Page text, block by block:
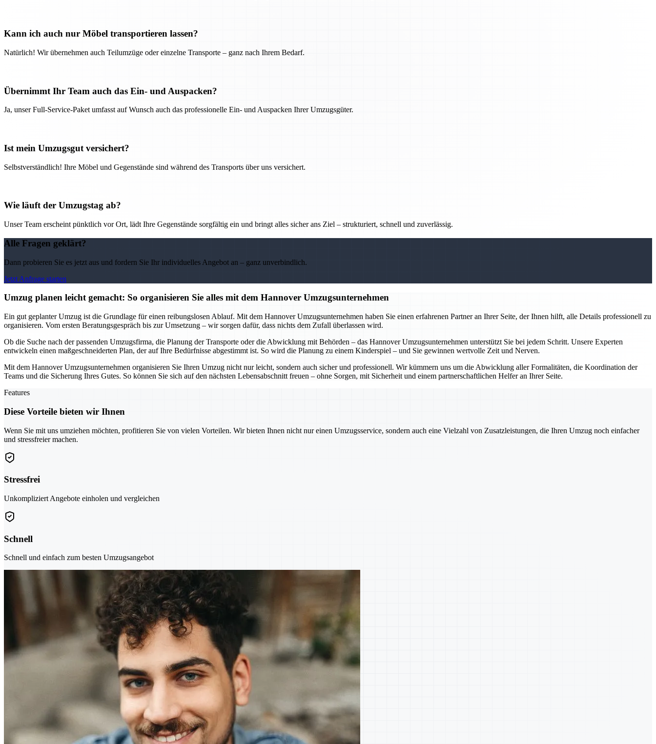
Kann ich auch nur Möbel transportieren lassen?
Natürlich! Wir übernehmen auch Teilumzüge oder einzelne Transporte – ganz nach Ihrem Bedarf.
Übernimmt Ihr Team auch das Ein- und Auspacken?
Ja, unser Full-Service-Paket umfasst auf Wunsch auch das professionelle Ein- und Auspacken Ihrer Umzugsgüter.
Ist mein Umzugsgut versichert?
Selbstverständlich! Ihre Möbel und Gegenstände sind während des Transports über uns versichert.
Wie läuft der Umzugstag ab?
Unser Team erscheint pünktlich vor Ort, lädt Ihre Gegenstände sorgfältig ein und bringt alles sicher ans Ziel – strukturiert, schnell und zuverlässig.
Alle Fragen geklärt?
Dann probieren Sie es jetzt aus und fordern Sie Ihr individuelles Angebot an – ganz unverbindlich.
Jetzt Anfrage starten
Umzug planen leicht gemacht: So organisieren Sie alles mit dem Hannover Umzugsunternehmen
Ein gut geplanter Umzug ist die Grundlage für einen reibungslosen Ablauf. Mit dem Hannover Umzugsunternehmen haben Sie einen erfahrenen Partner an Ihrer Seite, der Ihnen hilft, alle Details professionell zu
organisieren. Vom ersten Beratungsgespräch bis zur Umsetzung – wir sorgen dafür, dass nichts dem Zufall überlassen wird.
Ob die Suche nach der passenden Umzugsfirma, die Planung der Transporte oder die Abwicklung mit Behörden – das Hannover Umzugsunternehmen unterstützt Sie bei jedem Schritt. Unsere Experten
entwickeln einen maßgeschneiderten Plan, der auf Ihre Bedürfnisse abgestimmt ist. So wird die Planung zu einem Kinderspiel – und Sie gewinnen wertvolle Zeit und Nerven.
Mit dem Hannover Umzugsunternehmen organisieren Sie Ihren Umzug nicht nur leicht, sondern auch sicher und professionell. Wir kümmern uns um die Abwicklung aller Formalitäten, die Koordination der
Teams und die Sicherung Ihres Gutes. So können Sie sich auf den nächsten Lebensabschnitt freuen – ohne Sorgen, mit Sicherheit und einem partnerschaftlichen Helfer an Ihrer Seite.
Features
Diese Vorteile bieten wir Ihnen
Wenn Sie mit uns umziehen möchten, profitieren Sie von vielen Vorteilen. Wir bieten Ihnen nicht nur einen Umzugsservice, sondern auch eine Vielzahl von Zusatzleistungen, die Ihren Umzug noch einfacher
und stressfreier machen.
Stressfrei
Unkompliziert Angebote einholen und vergleichen
Schnell
Schnell und einfach zum besten Umzugsangebot